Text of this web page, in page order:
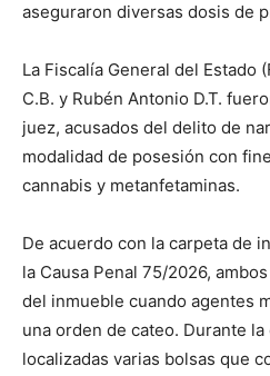
aseguraron diversas dosis de
La Fiscalía General del Estado
C.B. y Rubén Antonio D.T.
juez, acusados del delito de
modalidad de posesión con
cannabis y metanfetaminas.
De acuerdo con la carpeta de
la Causa Penal 75/2026,
del inmueble cuando agentes
una orden de cateo. Durante
localizadas varias bolsas que